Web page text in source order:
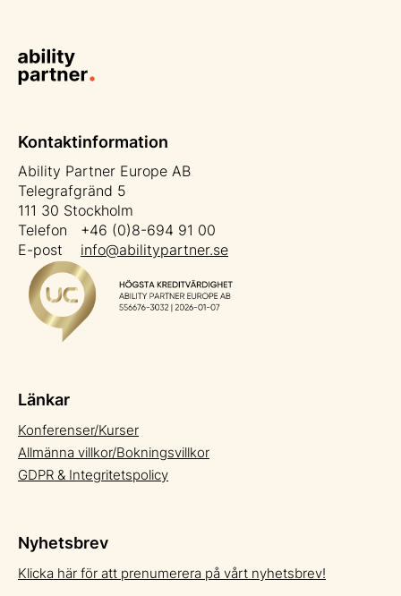
Kontaktinformation
Ability Partner Europe AB
Telegrafgränd 5
111 30 Stockholm
Telefon +46 (0)8-694 91 00
E-post info@abilitypartner.se
Länkar
Konferenser/Kurser
Allmänna villkor/Bokningsvillkor
GDPR & Integritetspolicy
Nyhetsbrev
Klicka här för att prenumerera på vårt nyhetsbrev!